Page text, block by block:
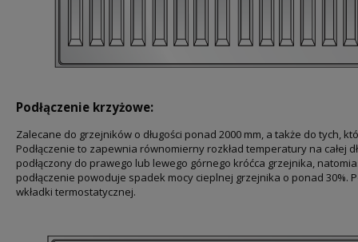
Podłączenie krzyżowe:
Zalecane do grzejników o długości ponad 2000 mm, a także do tych,
Podłączenie to zapewnia równomierny rozkład temperatury na całej
podłączony do prawego lub lewego górnego króćca grzejnika,
podłączenie powoduje spadek mocy cieplnej grzejnika o ponad 30%.
wkładki termostatycznej.